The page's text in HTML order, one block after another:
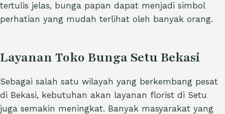
tertulis jelas, bunga papan dapat menjadi simbol
perhatian yang mudah terlihat oleh banyak orang.
Layanan Toko Bunga Setu Bekasi
Sebagai salah satu wilayah yang berkembang pesat
di Bekasi, kebutuhan akan layanan florist di Setu
juga semakin meningkat. Banyak masyarakat yang